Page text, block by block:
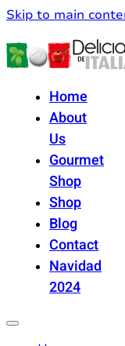
Skip to main
Home
About
Us
Gourmet
Shop
Shop
Blog
Contact
Navidad
2024